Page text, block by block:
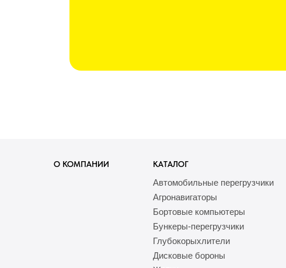
О КОМПАНИИ КАТАЛОГ
Автомобильные перегрузчики
Агронавигаторы
Бортовые компьютеры
Бункеры-перегрузчики
Глубокорыхлители
Дисковые бороны